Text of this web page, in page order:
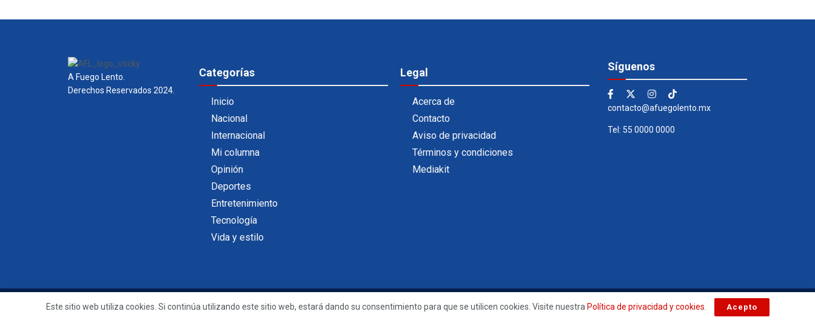
A Fuego Lento.
Derechos Reservados 2024.
Categorías
Inicio
Nacional
Internacional
Mi columna
Opinión
Deportes
Entretenimiento
Tecnología
Vida y estilo
Legal
Acerca de
Contacto
Aviso de privacidad
Términos y condiciones
Mediakit
Síguenos
contacto@afuegolento.mx
Tel: 55 0000 0000
Powered by 99 Degrees
Este sitio web utiliza cookies. Si continúa utilizando este sitio web, estará dando su consentimiento para que se utilicen cookies. Visite nuestra Política de privacidad y cookies Acepto